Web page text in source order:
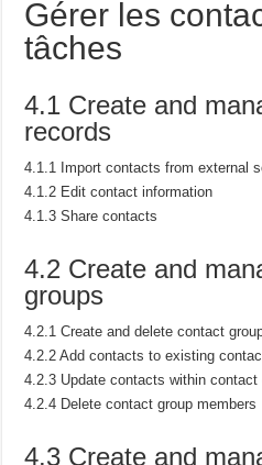
Gérer les
tâches
4.1 Create and
records
4.1.1 Import contacts from external
4.1.2 Edit contact information
4.1.3 Share contacts
4.2 Create and
groups
4.2.1 Create and delete contact
4.2.2 Add contacts to existing
4.2.3 Update contacts within contact
4.2.4 Delete contact group members
4.3 Create and